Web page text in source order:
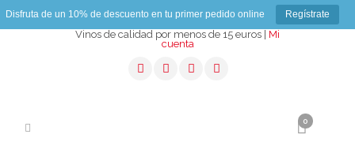
Disfruta de un 10% de descuento en tu primer pedido online Regístrate
Vinos de calidad por menos de 15 euros | Mi
cuenta
0